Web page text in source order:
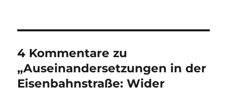
4 Kommentare zu
„Auseinandersetzungen in der
Eisenbahnstraße: Wider